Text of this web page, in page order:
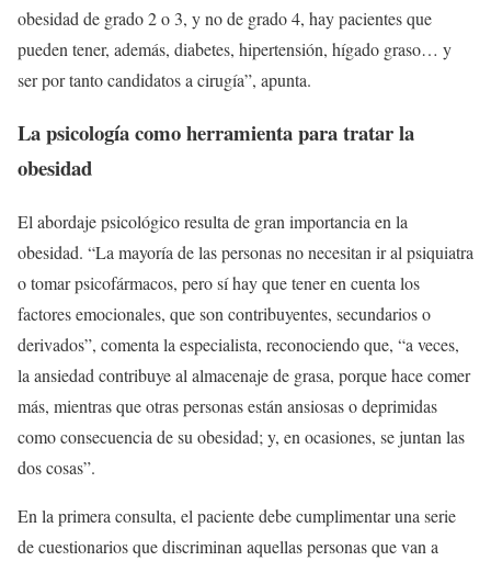
obesidad de grado 2 o 3, y no de grado 4, hay pacientes que
pueden tener, además, diabetes, hipertensión, hígado graso… y
ser por tanto candidatos a cirugía”, apunta.
La psicología como herramienta para tratar la
obesidad
El abordaje psicológico resulta de gran importancia en la
obesidad. “La mayoría de las personas no necesitan ir al psiquiatra
o tomar psicofármacos, pero sí hay que tener en cuenta los
factores emocionales, que son contribuyentes, secundarios o
derivados”, comenta la especialista, reconociendo que, “a veces,
la ansiedad contribuye al almacenaje de grasa, porque hace comer
más, mientras que otras personas están ansiosas o deprimidas
como consecuencia de su obesidad; y, en ocasiones, se juntan las
dos cosas”.
En la primera consulta, el paciente debe cumplimentar una serie
de cuestionarios que discriminan aquellas personas que van a